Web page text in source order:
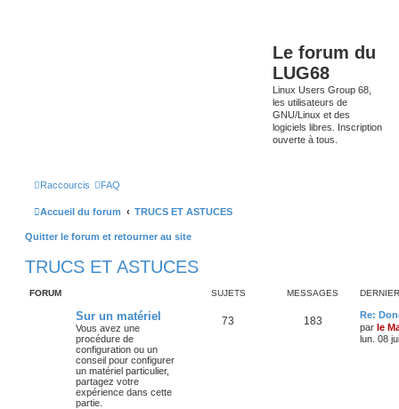
Le forum du
LUG68
Linux Users Group 68,
les utilisateurs de
GNU/Linux et des
logiciels libres. Inscription
ouverte à tous.
Raccourcis FAQ
Accueil du forum TRUCS ET ASTUCES
Quitter le forum et retourner au site
TRUCS ET ASTUCES
FORUM SUJETS MESSAGES
Sur un matériel
Vous avez une
procédure de
configuration ou un
conseil pour configurer
un matériel particulier,
partagez votre
expérience dans cette
partie.
73 183
Re:
par le
lun. 08